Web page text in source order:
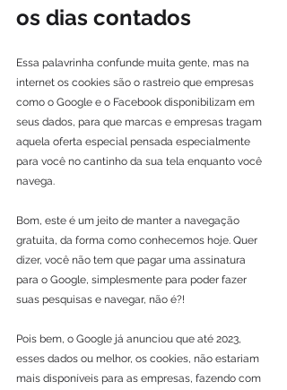
os dias contados
Essa palavrinha confunde muita gente, mas na
internet os cookies são o rastreio que empresas
como o Google e o Facebook disponibilizam em
seus dados, para que marcas e empresas tragam
aquela oferta especial pensada especialmente
para você no cantinho da sua tela enquanto você
navega.
Bom, este é um jeito de manter a navegação
gratuita, da forma como conhecemos hoje. Quer
dizer, você não tem que pagar uma assinatura
para o Google, simplesmente para poder fazer
suas pesquisas e navegar, não é?!
Pois bem, o Google já anunciou que até 2023,
esses dados ou melhor, os cookies, não estariam
mais disponíveis para as empresas, fazendo com